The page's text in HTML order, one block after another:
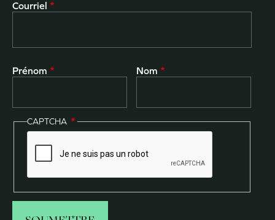
Courriel
Prénom Nom
CAPTCHA